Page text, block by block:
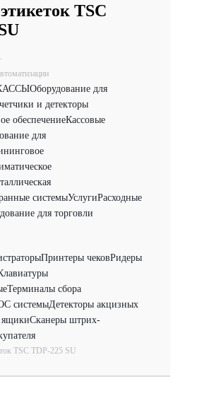
TSC
Оборудование для
и детекторы
обеспечениеКассовые
для
системыУслугиРасходные
для торговли
Принтеры чековРидеры
Терминалы сбора
системыДетекторы акцизных
Сканеры штрих-
TSC TDP-225 SU